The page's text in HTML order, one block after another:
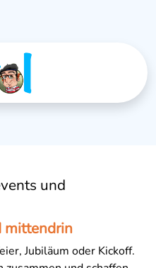
und
mittendrin
Jubiläum oder Kickoff.